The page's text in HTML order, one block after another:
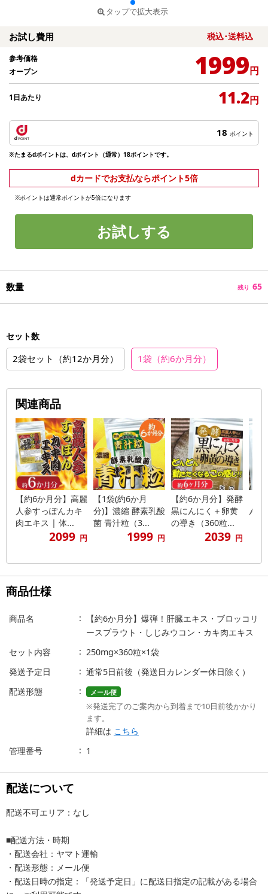
タップで拡大表示
お試し費用 税込･送料込
参考価格
オープン
1999円
1日あたり 11.2円
18 ポイント
※たまるdポイントは、dポイント（通常）18ポイントです。
dカードでお支払ならポイント5倍
※ポイントは通常ポイントが5倍になります
お試しする
数量 残り 65
セット数
2袋セット（約12か月分） 1袋（約6か月分）
関連商品
【約6か月分】高麗
人参すっぽんカキ
肉エキス | 体...
2099 円
【1袋(約6か月
分)】濃縮 酵素乳酸
菌 青汁粒（3...
1999 円
【約6か月分】発酵
黒にんにく＋卵黄
の導き（360粒...
2039 円
ん
商品仕様
商品名
【約6か月分】爆弾！肝臓エキス・ブロッコリ
ースプラウト・しじみウコン・カキ肉エキス
セット内容
250mg×360粒×1袋
発送予定日
通常5日前後（発送日カレンダー休日除く）
配送形態
メール便
※発送完了のご案内から到着まで10日前後かかり
ます。
詳細は こちら
管理番号
1
配送について
配送不可エリア：なし
■配送方法・時期
・配送会社：ヤマト運輸
・配送形態：メール便
・配送日時の指定：「発送予定日」に配送日指定の記載がある場合